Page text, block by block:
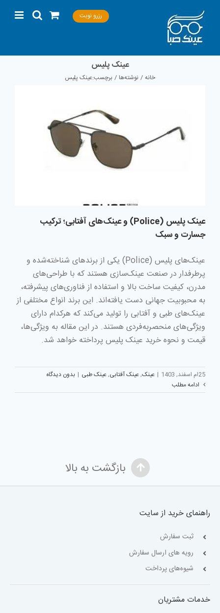
content
رزرو نوبت
عینک پلیس
خانه نوشته‌ها برچسب:عینک پلیس
عینک پلیس (Police) و عینک‌های آفتابی؛ ترکیب
جسارت و سبک
عینک‌های پلیس (Police) یکی از برندهای شناخته‌شده و
پرطرفدار در صنعت عینک‌سازی هستند که با طراحی‌های
مدرن، کیفیت ساخت بالا و استفاده از فناوری‌های پیشرفته،
به محبوبیت جهانی دست یافته‌اند. این برند انواع مختلفی از
عینک‌های طبی و آفتابی را تولید می‌کند که هرکدام دارای
ویژگی‌های منحصربه‌فردی هستند. در این مقاله به ویژگی‌ها،
قیمت و نحوه خرید عینک‌ پلیس پرداخته خواهد شد.
25ام اسفند, 1403 | عینک,عینک آفتابی,عینک طبی | بدون دیدگاه
ادامه مطلب
بازگشت به بالا
راهنمای خرید از سایت
ثبت سفارش
رویه های ارسال سفارش
شیوه‌های پرداخت
خدمات مشتریان